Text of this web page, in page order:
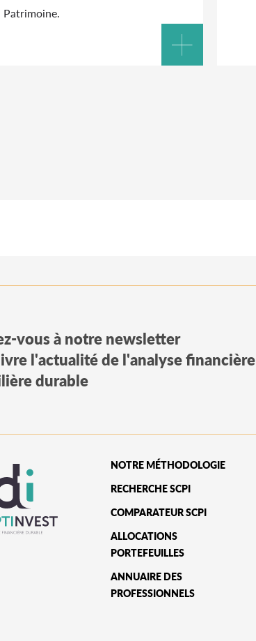
Patrimoine.
vous à notre newsletter
l'actualité de l'analyse financière
durable
NOTRE MÉTHODOLOGIE
RECHERCHE SCPI
COMPARATEUR SCPI
ALLOCATIONS
PORTEFEUILLES
ANNUAIRE DES
PROFESSIONNELS